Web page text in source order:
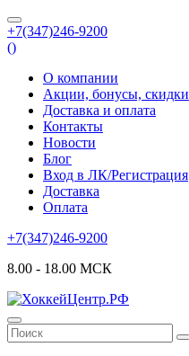
+7(347)246-9200
()
О компании
Акции, бонусы, скидки
Доставка и оплата
Контакты
Новости
Блог
Вход в ЛК/Регистрация
Доставка
Оплата
+7(347)246-9200
8.00 - 18.00 МСК